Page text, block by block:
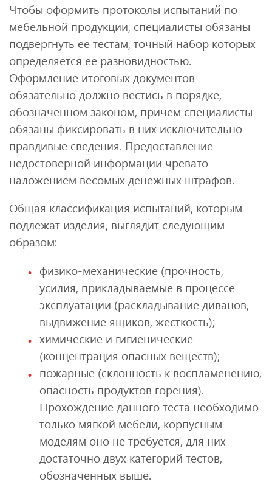
Чтобы оформить протоколы испытаний по
мебельной продукции, специалисты обязаны
подвергнуть ее тестам, точный набор которых
определяется ее разновидностью.
Оформление итоговых документов
обязательно должно вестись в порядке,
обозначенном законом, причем специалисты
обязаны фиксировать в них исключительно
правдивые сведения. Предоставление
недостоверной информации чревато
наложением весомых денежных штрафов.
Общая классификация испытаний, которым
подлежат изделия, выглядит следующим
образом:
физико-механические (прочность,
усилия, прикладываемые в процессе
эксплуатации (раскладывание диванов,
выдвижение ящиков, жесткость);
химические и гигиенические
(концентрация опасных веществ);
пожарные (склонность к воспламенению,
опасность продуктов горения).
Прохождение данного теста необходимо
только мягкой мебели, корпусным
моделям оно не требуется, для них
достаточно двух категорий тестов,
обозначенных выше.